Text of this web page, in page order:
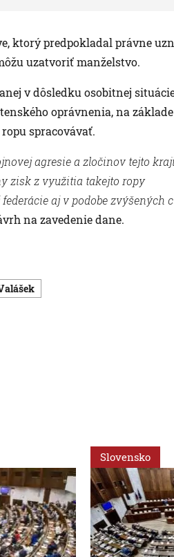
ktorý predpokladal právne
uzatvoriť manželstvo.
v dôsledku osobitnej
oprávnenia, na základe
spracovávať.
agresie a zločinov tejto
zisk z využitia takejto ropy
aj v podobe zvýšených
na zavedenie dane.
Slovensko